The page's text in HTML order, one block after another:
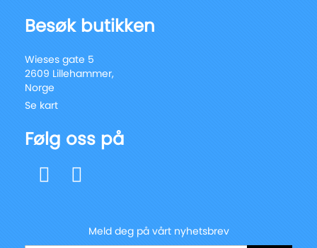
Besøk butikken
Wieses gate 5
2609 Lillehammer,
Norge
Se kart
Følg oss på
Meld deg på vårt nyhetsbrev